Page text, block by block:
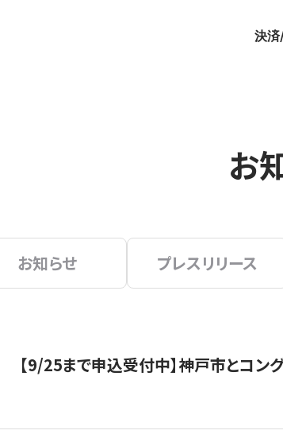
決済
お
お知らせ プレスリリース
【9/25まで申込受付中】神戸市とコン